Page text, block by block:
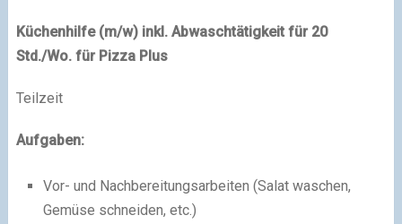
Küchenhilfe (m/w) inkl. Abwaschtätigkeit für 20
Std./Wo. für Pizza Plus
Teilzeit
Aufgaben:
Vor- und Nachbereitungsarbeiten (Salat waschen,
Gemüse schneiden, etc.)